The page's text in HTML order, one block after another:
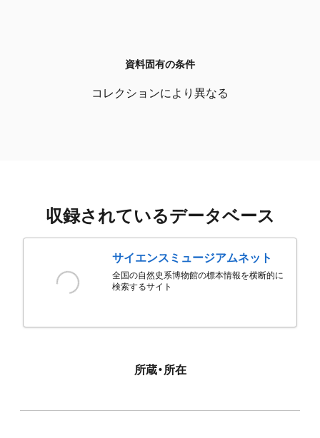
資料固有の条件
コレクションにより異なる
収録されているデータベース
サイエンスミュージアムネット
全国の自然史系博物館の標本情報を横断的に
検索するサイト
所蔵・所在